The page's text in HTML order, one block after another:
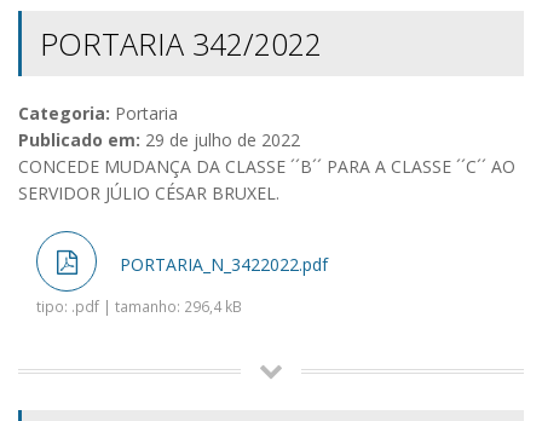
PORTARIA 342/2022
Categoria: Portaria
Publicado em: 29 de julho de 2022
CONCEDE MUDANÇA DA CLASSE ´´B´´ PARA A CLASSE ´´C´´ AO
SERVIDOR JÚLIO CÉSAR BRUXEL.
PORTARIA_N_3422022.pdf
tipo: .pdf | tamanho: 296,4 kB